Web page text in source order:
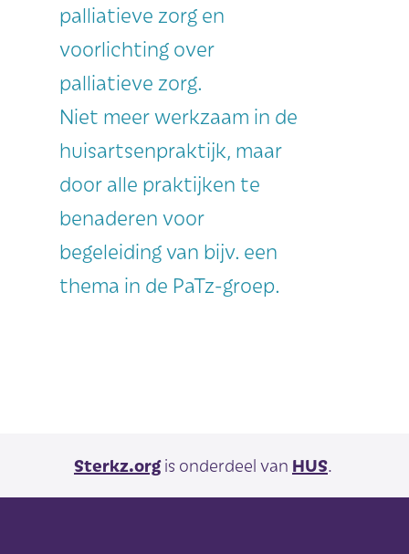
palliatieve zorg en
voorlichting over
palliatieve zorg.
Niet meer werkzaam in de
huisartsenpraktijk, maar
door alle praktijken te
benaderen voor
begeleiding van bijv. een
thema in de PaTz-groep.
Sterkz.orgis onderdeel van HUS.